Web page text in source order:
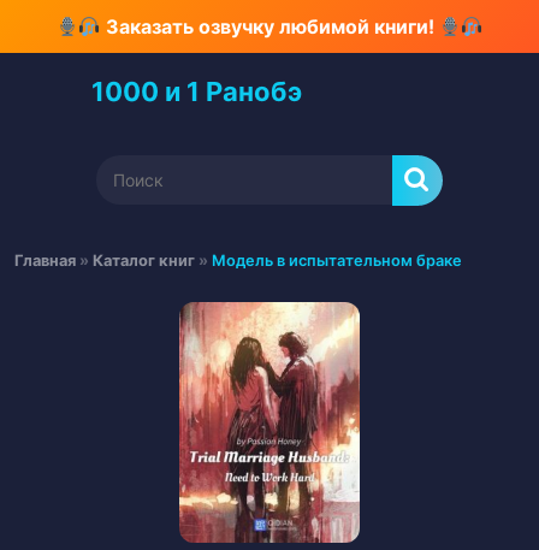
Перейти
Заказать озвучку любимой книги!
1000 и 1 Ранобэ
Найти:
Главная » Каталог книг » Модель в испытательном браке